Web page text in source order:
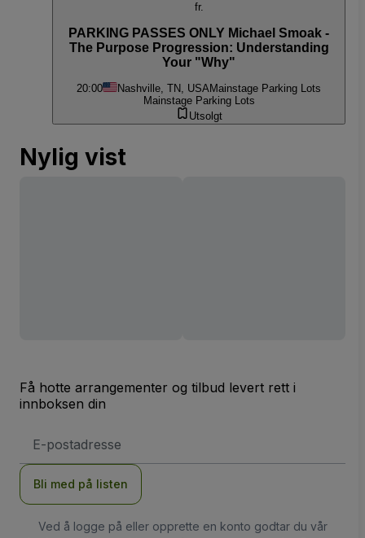
fr.
PARKING PASSES ONLY Michael Smoak -
The Purpose Progression: Understanding
Your "Why"
20:00 Nashville, TN, USAMainstage Parking Lots
Mainstage Parking Lots
Utsolgt
Nylig vist
Få hotte arrangementer og tilbud levert rett i
innboksen din
postadresse
Bli med på listen
Ved å logge på eller opprette en konto godtar du vår